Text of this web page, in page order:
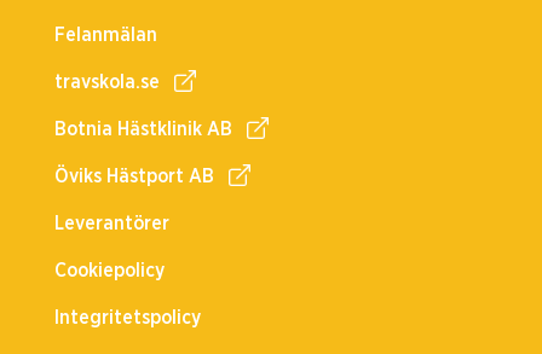
Felanmälan
travskola.se
Botnia Hästklinik AB
Öviks Hästport AB
Leverantörer
Cookiepolicy
Integritetspolicy